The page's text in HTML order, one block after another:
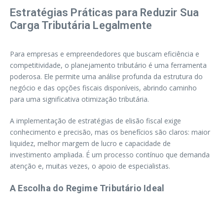
Estratégias Práticas para Reduzir Sua
Carga Tributária Legalmente
Para empresas e empreendedores que buscam eficiência e
competitividade, o planejamento tributário é uma ferramenta
poderosa. Ele permite uma análise profunda da estrutura do
negócio e das opções fiscais disponíveis, abrindo caminho
para uma significativa otimização tributária.
A implementação de estratégias de elisão fiscal exige
conhecimento e precisão, mas os benefícios são claros: maior
liquidez, melhor margem de lucro e capacidade de
investimento ampliada. É um processo contínuo que demanda
atenção e, muitas vezes, o apoio de especialistas.
A Escolha do Regime Tributário Ideal